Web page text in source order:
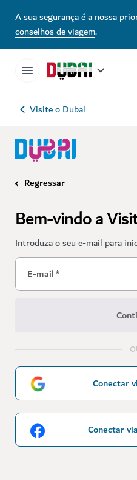
A sua segurança é a nossa
conselhos de viagem.
Visite o Dubai
Regressar
Bem-vindo a
Introduza o seu e-mail para
E-mail*
Conectar
Conectar